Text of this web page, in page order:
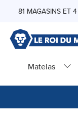
81 MAGASINS ET
Matelas